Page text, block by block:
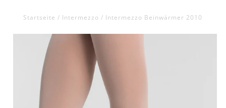
Startseite / Intermezzo / Intermezzo Beinwärmer 2010